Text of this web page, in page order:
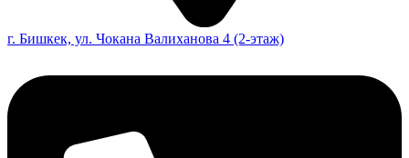
г. Бишкек, ул. Чокана Валиханова 4 (2-этаж)